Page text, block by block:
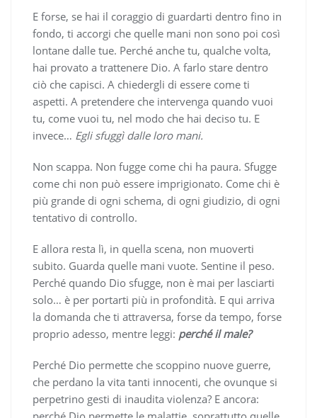
E forse, se hai il coraggio di guardarti dentro fino in
fondo, ti accorgi che quelle mani non sono poi così
lontane dalle tue. Perché anche tu, qualche volta,
hai provato a trattenere Dio. A farlo stare dentro
ciò che capisci. A chiedergli di essere come ti
aspetti. A pretendere che intervenga quando vuoi
tu, come vuoi tu, nel modo che hai deciso tu. E
invece… Egli sfuggì dalle loro mani.
Non scappa. Non fugge come chi ha paura. Sfugge
come chi non può essere imprigionato. Come chi è
più grande di ogni schema, di ogni giudizio, di ogni
tentativo di controllo.
E allora resta lì, in quella scena, non muoverti
subito. Guarda quelle mani vuote. Sentine il peso.
Perché quando Dio sfugge, non è mai per lasciarti
solo… è per portarti più in profondità. E qui arriva
la domanda che ti attraversa, forse da tempo, forse
proprio adesso, mentre leggi: perché il male?
Perché Dio permette che scoppino nuove guerre,
che perdano la vita tanti innocenti, che ovunque si
perpetrino gesti di inaudita violenza? E ancora: